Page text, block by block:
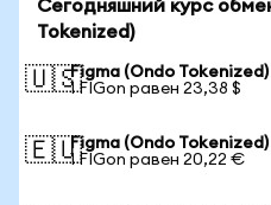
Сегодняшний курс
Tokenized)
🇺🇸Figma (Ondo
1 FIGon равен 23,38 $
🇪🇺Figma (Ondo Tokenized)
1 FIGon равен 20,22 €